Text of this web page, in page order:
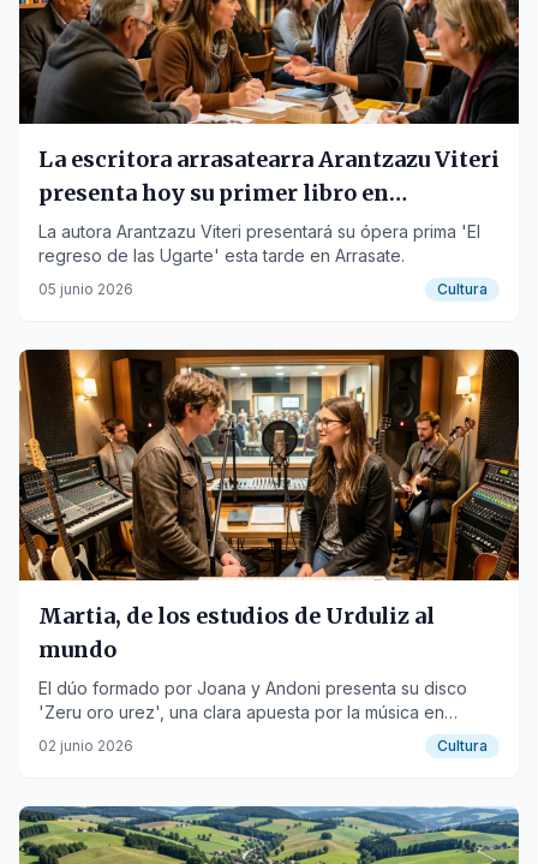
La escritora arrasatearra Arantzazu Viteri
presenta hoy su primer libro en
Kulturaten
La autora Arantzazu Viteri presentará su ópera prima 'El
regreso de las Ugarte' esta tarde en Arrasate.
05 junio 2026 Cultura
Martia, de los estudios de Urduliz al
mundo
El dúo formado por Joana y Andoni presenta su disco
'Zeru oro urez', una clara apuesta por la música en
euskera.
02 junio 2026 Cultura